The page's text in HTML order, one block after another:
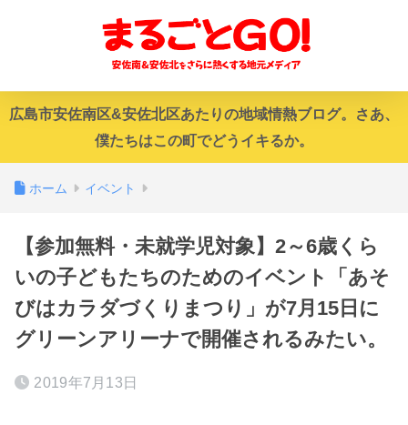
広島市安佐南区&安佐北区あたりの地域情熱ブログ。さあ、
僕たちはこの町でどうイキるか。
ホーム イベント
【参加無料・未就学児対象】2～6歳くら
いの子どもたちのためのイベント「あそ
びはカラダづくりまつり」が7月15日に
グリーンアリーナで開催されるみたい。
2019年7月13日